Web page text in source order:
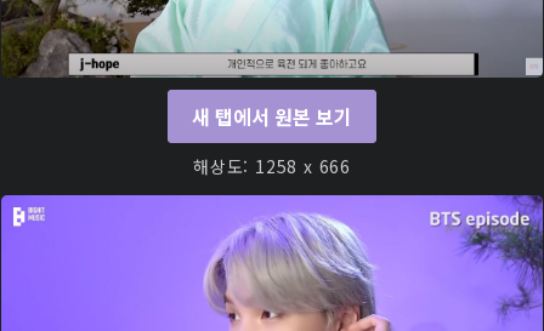
새 탭에서 원본 보기
해상도: 1258 x 666